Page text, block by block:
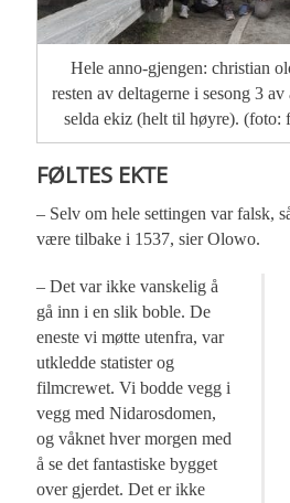
Hele anno-gjengen: christian
resten av deltagerne i sesong 3
selda ekiz (helt til høyre). (foto:
FØLTES EKTE
– Selv om hele settingen var falsk,
være tilbake i 1537, sier Olowo.
– Det var ikke vanskelig å
gå inn i en slik boble. De
eneste vi møtte utenfra, var
utkledde statister og
filmcrewet. Vi bodde vegg i
vegg med Nidarosdomen,
og våknet hver morgen med
å se det fantastiske bygget
over gjerdet. Det er ikke